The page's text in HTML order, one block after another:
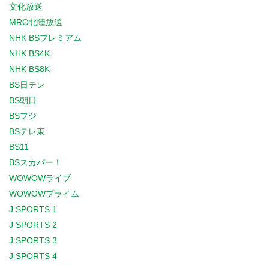
文化放送
MRO北陸放送
NHK BSプレミアム
NHK BS4K
NHK BS8K
BS日テレ
BS朝日
BSフジ
BSテレ東
BS11
BSスカパー！
WOWOWライブ
WOWOWプライム
J SPORTS 1
J SPORTS 2
J SPORTS 3
J SPORTS 4